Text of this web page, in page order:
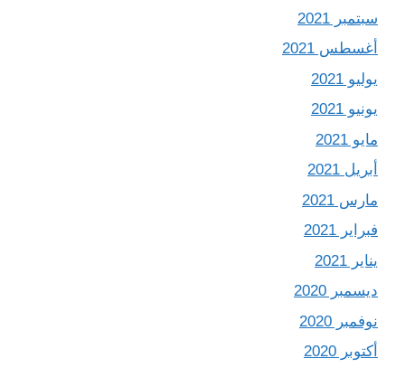
سبتمبر 2021
أغسطس 2021
يوليو 2021
يونيو 2021
مايو 2021
أبريل 2021
مارس 2021
فبراير 2021
يناير 2021
ديسمبر 2020
نوفمبر 2020
أكتوبر 2020